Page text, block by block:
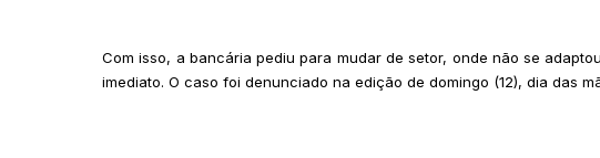
Com isso, a bancária pediu para mudar de setor, onde não se
imediato. O caso foi denunciado na edição de domingo (12), dia das